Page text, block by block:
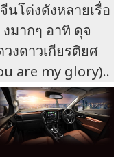
นโด่งดังหลายเรื่อ
งมากๆ อาทิ ดุจ
วงดาวเกียรติยศ
are my glory)..